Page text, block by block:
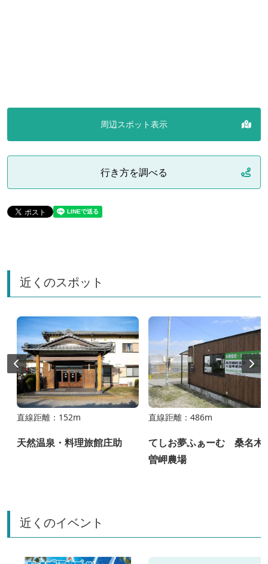
周辺スポット表示
行き方を調べる
近くのスポット
直線距離：152m
天然温泉・料理旅館庄助
直線距離：486m
てしお夢ふぁーむ 桑名木
曽岬農場
近くのイベント